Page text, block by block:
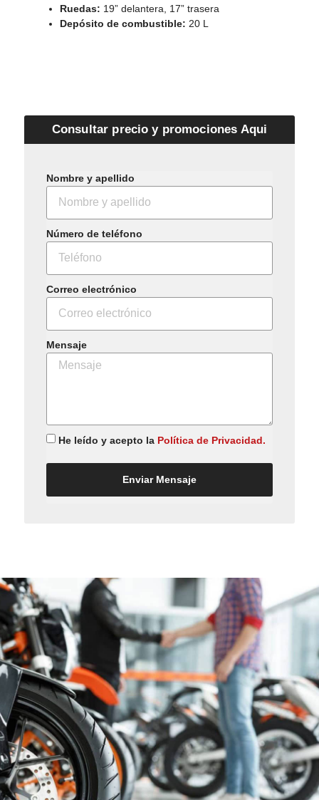
Ruedas: 19” delantera, 17” trasera
Depósito de combustible: 20 L
Consultar precio y promociones Aqui
Nombre y apellido
Número de teléfono
Correo electrónico
Mensaje
He leído y acepto la Política de Privacidad.
Enviar Mensaje